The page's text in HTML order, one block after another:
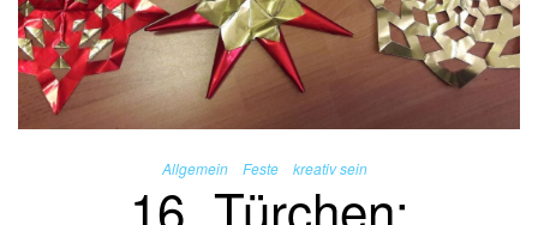
Allgemein Feste kreativ sein
16. Türchen: